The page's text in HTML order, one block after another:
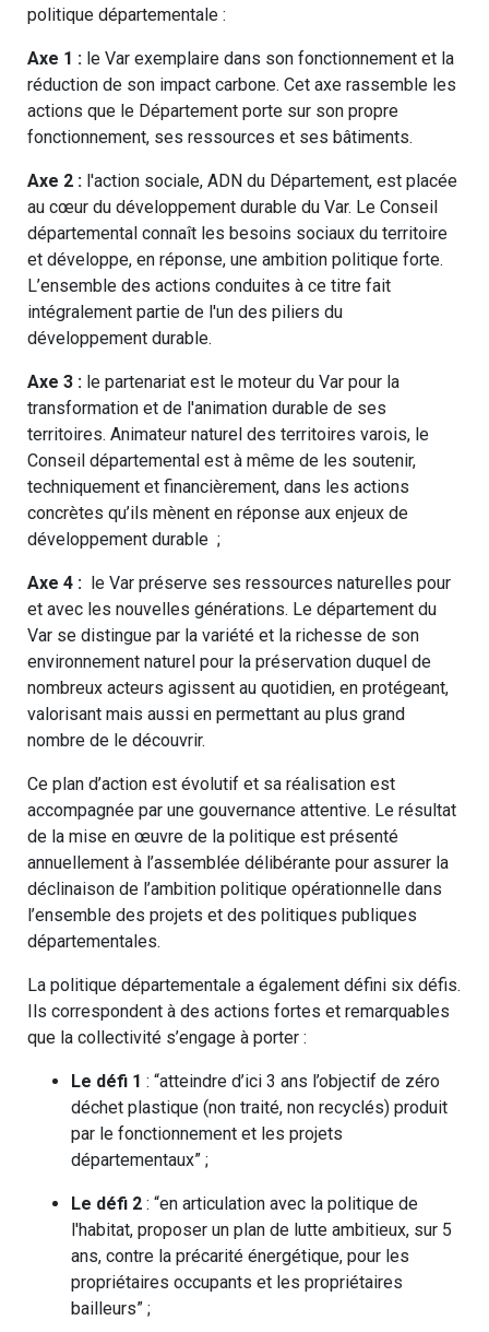
politique départementale :
Axe 1 : le Var exemplaire dans son fonctionnement et la
réduction de son impact carbone. Cet axe rassemble les
actions que le Département porte sur son propre
fonctionnement, ses ressources et ses bâtiments.
Axe 2 : l'action sociale, ADN du Département, est placée
au cœur du développement durable du Var. Le Conseil
départemental connaît les besoins sociaux du territoire
et développe, en réponse, une ambition politique forte.
L’ensemble des actions conduites à ce titre fait
intégralement partie de l'un des piliers du
développement durable.
Axe 3 : le partenariat est le moteur du Var pour la
transformation et de l'animation durable de ses
territoires. Animateur naturel des territoires varois, le
Conseil départemental est à même de les soutenir,
techniquement et financièrement, dans les actions
concrètes qu’ils mènent en réponse aux enjeux de
développement durable ;
Axe 4 : le Var préserve ses ressources naturelles pour
et avec les nouvelles générations. Le département du
Var se distingue par la variété et la richesse de son
environnement naturel pour la préservation duquel de
nombreux acteurs agissent au quotidien, en protégeant,
valorisant mais aussi en permettant au plus grand
nombre de le découvrir.
Ce plan d’action est évolutif et sa réalisation est
accompagnée par une gouvernance attentive. Le résultat
de la mise en œuvre de la politique est présenté
annuellement à l’assemblée délibérante pour assurer la
déclinaison de l’ambition politique opérationnelle dans
l’ensemble des projets et des politiques publiques
départementales.
La politique départementale a également défini six défis.
Ils correspondent à des actions fortes et remarquables
que la collectivité s’engage à porter :
Le défi 1 : “atteindre d’ici 3 ans l’objectif de zéro
déchet plastique (non traité, non recyclés) produit
par le fonctionnement et les projets
départementaux” ;
Le défi 2 : “en articulation avec la politique de
l'habitat, proposer un plan de lutte ambitieux, sur 5
ans, contre la précarité énergétique, pour les
propriétaires occupants et les propriétaires
bailleurs” ;